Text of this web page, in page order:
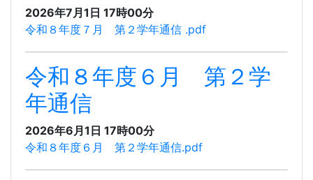
2026年7月1日 17時00分
令和８年度７月 第２学年通信 .pdf
令和８年度６月 第２学
年通信
2026年6月1日 17時00分
令和８年度６月 第２学年通信.pdf